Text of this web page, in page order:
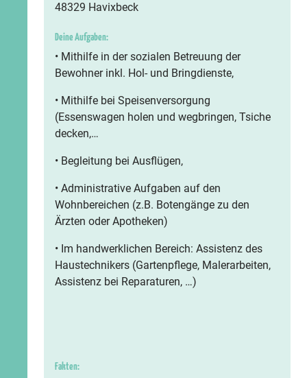
48329 Havixbeck
Deine Aufgaben:
• Mithilfe in der sozialen Betreuung der
Bewohner inkl. Hol- und Bringdienste,
• Mithilfe bei Speisenversorgung
(Essenswagen holen und wegbringen, Tsiche
decken,…
• Begleitung bei Ausflügen,
• Administrative Aufgaben auf den
Wohnbereichen (z.B. Botengänge zu den
Ärzten oder Apotheken)
• Im handwerklichen Bereich: Assistenz des
Haustechnikers (Gartenpflege, Malerarbeiten,
Assistenz bei Reparaturen, …)
Fakten: